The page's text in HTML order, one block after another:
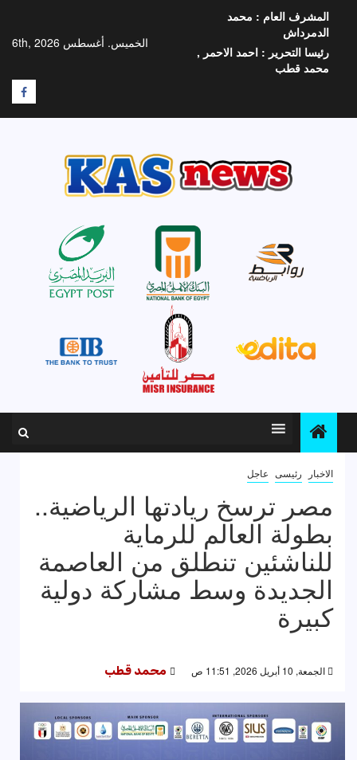
المحتوى
الخميس. أغسطس 6th, 2026
المشرف العام : محمد
الدمرداش
رئيسا التحرير : احمد الاحمر ,
محمد قطب
F
الاخبار رئيسى عاجل
مصر ترسخ ريادتها الرياضية..
بطولة العالم للرماية
للناشئين تنطلق من العاصمة
الجديدة وسط مشاركة دولية
كبيرة
الجمعة, 10 أبريل 2026, 11:51 ص محمد قطب